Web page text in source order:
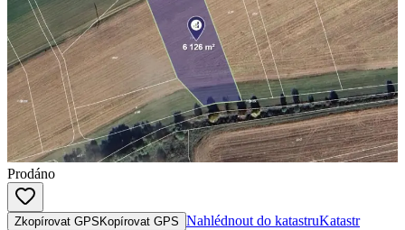
Prodáno
Zkopírovat GPS Kopírovat GPS Nahlédnout do katastruKatastr